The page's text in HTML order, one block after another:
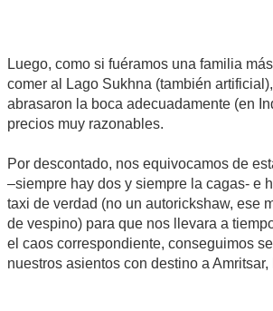
Luego, como si fuéramos una familia
comer al Lago Sukhna (también
abrasaron la boca adecuadamente (en
precios muy razonables.
Por descontado, nos equivocamos de
–siempre hay dos y siempre la cagas- e
taxi de verdad (no un autorickshaw, ese
de vespino) para que nos llevara a
el caos correspondiente, conseguimos
nuestros asientos con destino a